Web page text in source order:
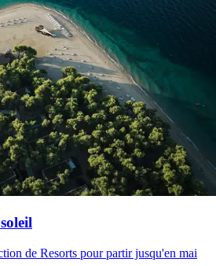
de Resorts pour partir jusqu'en mai